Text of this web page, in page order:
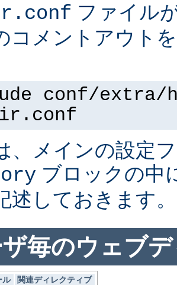
ファイル
コメントアウト
conf/extra/
、メインの設定
ブロックの中
述しておきます。
毎のウェブ
ル
関連ディレクティブ